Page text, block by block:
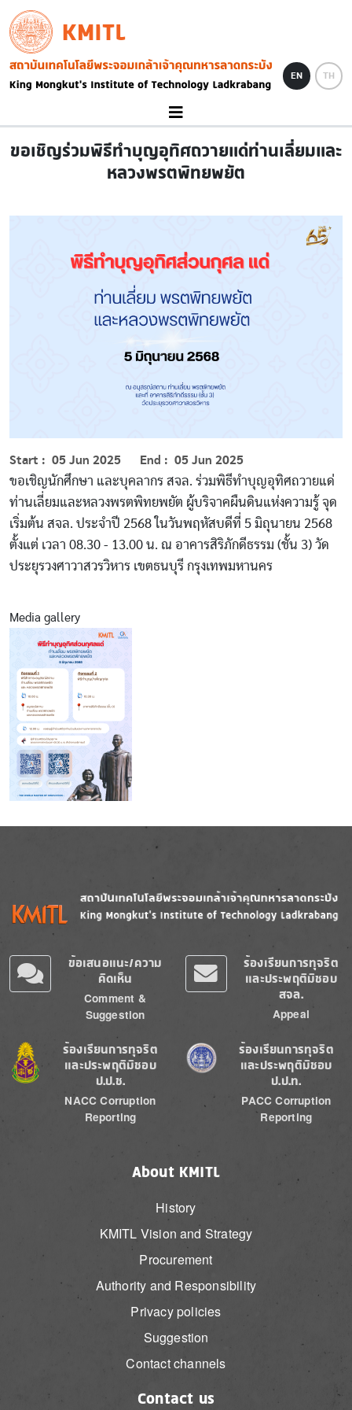
Skip to main content
KMITL
Image
EN TH
ขอเชิญร่วมพิธีทำบุญอุทิศถวายแด่ท่านเลี่ยมและ
หลวงพรตพิทยพยัต
Start 05 Jun 2025 End 05 Jun 2025
ขอเชิญนักศึกษา และบุคลากร สจล. ร่วมพิธีทำบุญอุทิศถวายแด่
ท่านเลี่ยมและหลวงพรตพิทยพยัต ผู้บริจาคผืนดินแห่งความรู้ จุด
เริ่มต้น สจล. ประจําปี 2568 ในวันพฤหัสบดีที่ 5 มิถุนายน 2568
ตั้งแต่ เวลา 08.30 - 13.00 น. ณ อาคารสิริภักดีธรรม (ชั้น 3) วัด
ประยุรวงศาวาสวรวิหาร เขตธนบุรี กรุงเทพมหานคร
Media gallery
Image
ข้อเสนอแนะ/ความ
คิดเห็น
Comment &
Suggestion
ร้องเรียนการทุจริต
และประพฤติมิชอบ
สจล.
Appeal
Image
ร้องเรียนการทุจริต
และประพฤติมิชอบ
ป.ป.ช.
NACC Corruption
Reporting
Image
ร้องเรียนการทุจริต
และประพฤติมิชอบ
ป.ป.ท.
PACC Corruption
Reporting
About KMITL
History
KMITL Vision and Strategy
Procurement
Authority and Responsibility
Privacy policies
Suggestion
Contact channels
Contact us